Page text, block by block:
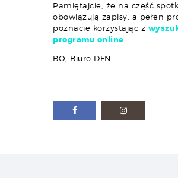
Pamiętajcie, że na część
obowiązują zapisy, a pełen
poznacie korzystając z
programu online
BO, Biuro DFN